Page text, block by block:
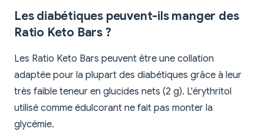
Les diabétiques peuvent-ils manger des
Ratio Keto Bars ?
Les Ratio Keto Bars peuvent être une collation
adaptée pour la plupart des diabétiques grâce à leur
très faible teneur en glucides nets (2 g). L'érythritol
utilisé comme édulcorant ne fait pas monter la
glycémie.